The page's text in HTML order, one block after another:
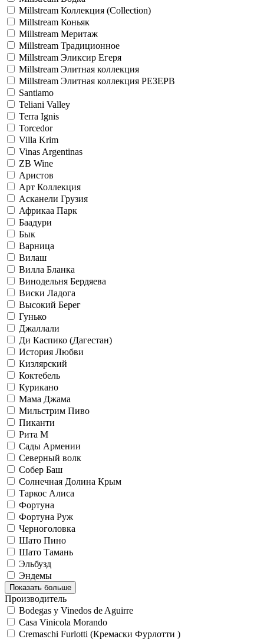
Millstream Коллекция (Collection)
Millstream Коньяк
Millstream Меритаж
Millstream Традиционное
Millstream Эликсир Егеря
Millstream Элитная коллекция
Millstream Элитная коллекция РЕЗЕРВ
Santiamo
Teliani Valley
Terra Ignis
Torcedor
Villa Krim
Vinas Argentinas
ZB Wine
Аристов
Арт Коллекция
Асканели Грузия
Африкаа Парк
Баадури
Бык
Варница
Вилаш
Вилла Бланка
Винодельня Бердяева
Виски Ладога
Высокий Берег
Гунько
Джаллали
Ди Каспико (Дагестан)
История Любви
Кизлярский
Коктебель
Курикано
Мама Джама
Мильстрим Пиво
Пиканти
Рита М
Сады Армении
Северный волк
Собер Баш
Солнечная Долина Крым
Таркос Алиса
Фортуна
Фортуна Руж
Черноголовка
Шато Пино
Шато Тамань
Эльбузд
Эндемы
Показать больше
Производитель
Bodegas y Vinedos de Aguirre
Casa Vinicola Morando
Cremaschi Furlotti (Кремаски Фурлотти )